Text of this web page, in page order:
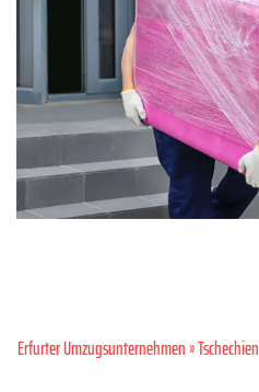
Erfurter Umzugsunternehmen»Tschechien